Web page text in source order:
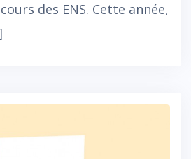
des ENS. Cette année,